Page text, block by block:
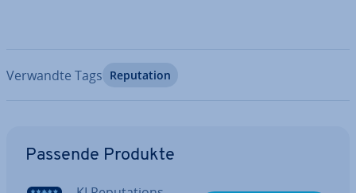
Verwandte Tags Re­pu­ta­ti­on
Passende Produkte